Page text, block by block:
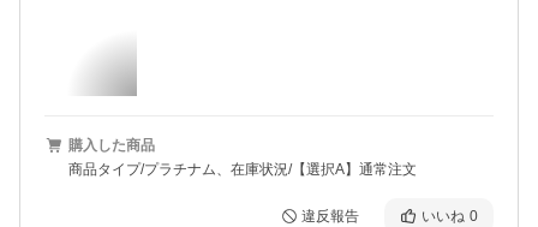
購入した商品
商品タイプ/プラチナム、在庫状況/【選択A】通常注文
違反報告 いいね 0